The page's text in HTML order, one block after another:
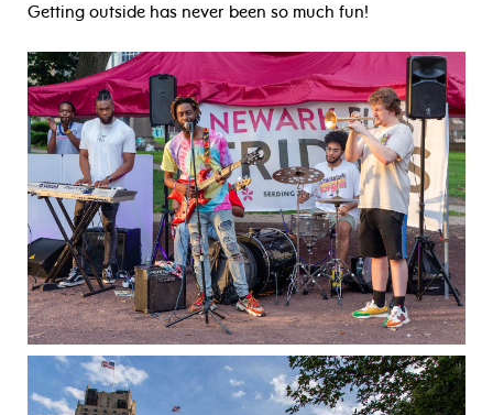
Getting outside has never been so much fun!